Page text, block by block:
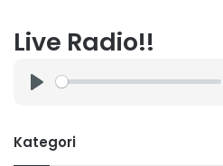
Live Radio!!
a
Kategori